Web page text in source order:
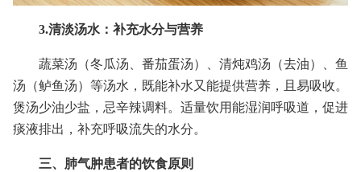
3.清淡汤水：补充水分与营养
蔬菜汤（冬瓜汤、番茄蛋汤）、清炖鸡汤（去油）、鱼
汤（鲈鱼汤）等汤水，既能补水又能提供营养，且易吸收。
煲汤少油少盐，忌辛辣调料。适量饮用能湿润呼吸道，促进
痰液排出，补充呼吸流失的水分。
三、肺气肿患者的饮食原则